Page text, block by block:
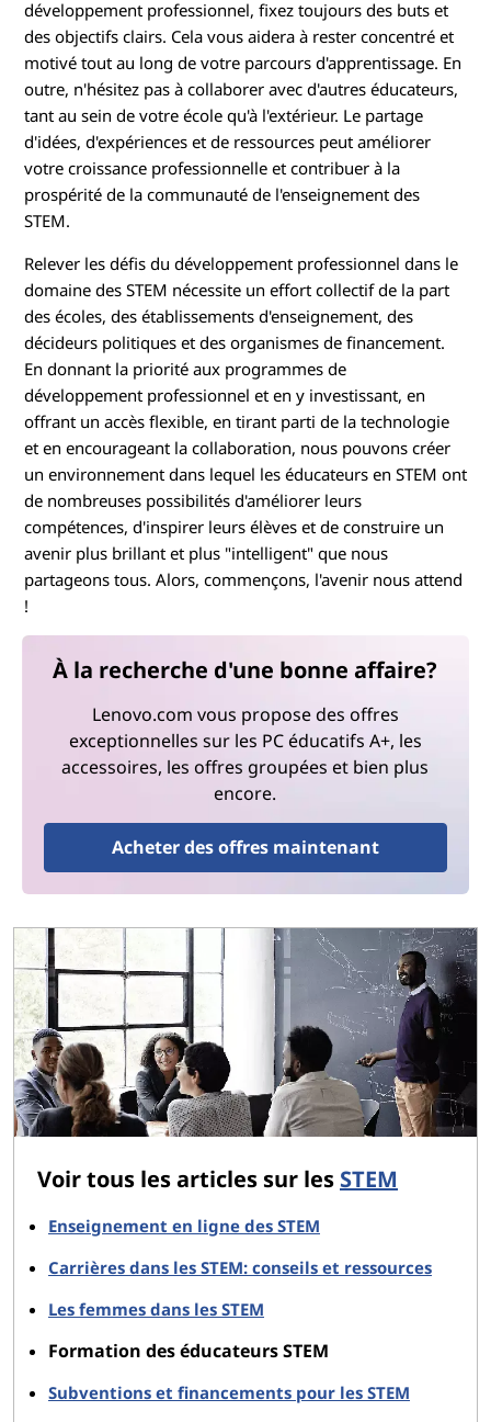
développement professionnel, fixez toujours des buts et
des objectifs clairs. Cela vous aidera à rester concentré et
motivé tout au long de votre parcours d'apprentissage. En
outre, n'hésitez pas à collaborer avec d'autres éducateurs,
tant au sein de votre école qu'à l'extérieur. Le partage
d'idées, d'expériences et de ressources peut améliorer
votre croissance professionnelle et contribuer à la
prospérité de la communauté de l'enseignement des
STEM.
Relever les défis du développement professionnel dans le
domaine des STEM nécessite un effort collectif de la part
des écoles, des établissements d'enseignement, des
décideurs politiques et des organismes de financement.
En donnant la priorité aux programmes de
développement professionnel et en y investissant, en
offrant un accès flexible, en tirant parti de la technologie
et en encourageant la collaboration, nous pouvons créer
un environnement dans lequel les éducateurs en STEM ont
de nombreuses possibilités d'améliorer leurs
compétences, d'inspirer leurs élèves et de construire un
avenir plus brillant et plus "intelligent" que nous
partageons tous. Alors, commençons, l'avenir nous attend
!
À la recherche d'une bonne affaire?
Lenovo.com vous propose des offres
exceptionnelles sur les PC éducatifs A+, les
accessoires, les offres groupées et bien plus
encore.
Acheter des offres maintenant
Voir tous les articles sur les STEM
Enseignement en ligne des STEM
Carrières dans les STEM: conseils et ressources
Les femmes dans les STEM
Formation des éducateurs STEM
Subventions et financements pour les STEM